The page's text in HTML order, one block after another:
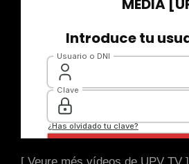
[ Veure més vídeos de UPV TV ]